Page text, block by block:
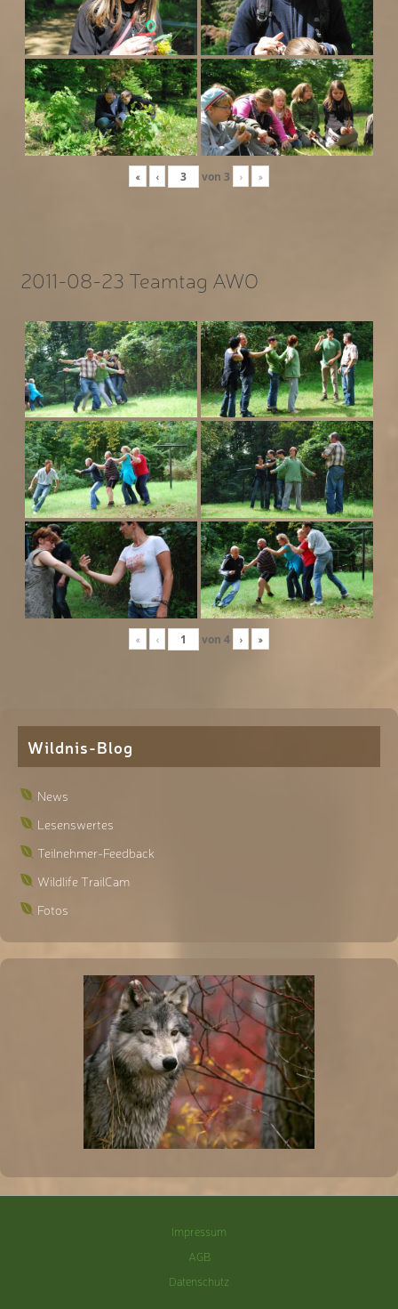
« ‹ von 3 › »
2011-08-23 Teamtag AWO
« ‹ von 4 › »
Wildnis-Blog
News
Lesenswertes
Teilnehmer-Feedback
Wildlife TrailCam
Fotos
Impressum
AGB
Datenschutz